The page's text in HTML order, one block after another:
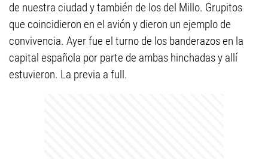
de nuestra ciudad y también de los del Millo. Grupitos
que coincidieron en el avión y dieron un ejemplo de
convivencia. Ayer fue el turno de los banderazos en la
capital española por parte de ambas hinchadas y allí
estuvieron. La previa a full.